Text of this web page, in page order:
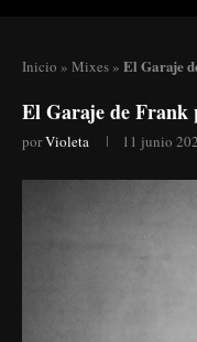
Inicio » Mixes » El Garaje
El Garaje de Frank
porVioleta 11 junio